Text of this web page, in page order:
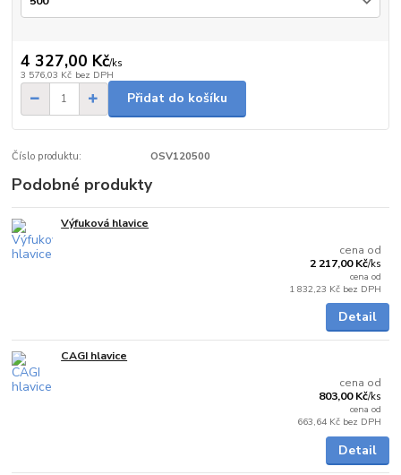
4 327,00 Kč/ks
3 576,03 Kč bez DPH
Přidat do košíku
Číslo produktu: OSV120500
Podobné produkty
Výfuková hlavice
cena od
2 217,00 Kč/ks
cena od
1 832,23 Kč bez DPH
Detail
CAGI hlavice
cena od
803,00 Kč/ks
cena od
663,64 Kč bez DPH
Detail